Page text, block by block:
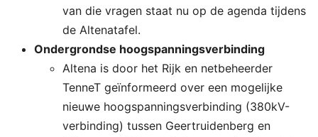
van die vragen staat nu op de agenda tijdens
de Altenatafel.
Ondergrondse hoogspanningsverbinding
Altena is door het Rijk en netbeheerder
TenneT geïnformeerd over een mogelijke
nieuwe hoogspanningsverbinding (380kV-
verbinding) tussen Geertruidenberg en